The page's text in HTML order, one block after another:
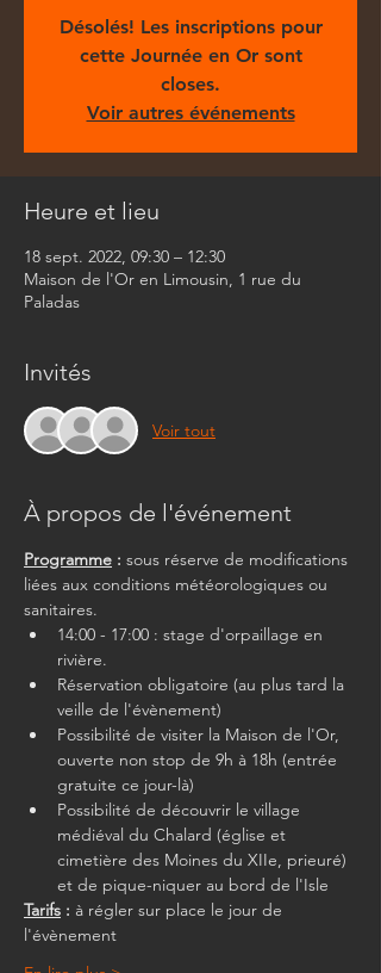
Désolés! Les inscriptions pour
cette Journée en Or sont
closes.
Voir autres événements
Heure et lieu
18 sept. 2022, 09:30 – 12:30
Maison de l'Or en Limousin, 1 rue du
Paladas
Invités
Voir tout
À propos de l'événement
Programme : sous réserve de modifications
liées aux conditions météorologiques ou
sanitaires.
14:00 - 17:00 : stage d'orpaillage en
rivière.
Réservation obligatoire (au plus tard la
veille de l'évènement)
Possibilité de visiter la Maison de l'Or,
ouverte non stop de 9h à 18h (entrée
gratuite ce jour-là)
Possibilité de découvrir le village
médiéval du Chalard (église et
cimetière des Moines du XIIe, prieuré)
et de pique-niquer au bord de l'Isle
Tarifs : à régler sur place le jour de
l'évènement